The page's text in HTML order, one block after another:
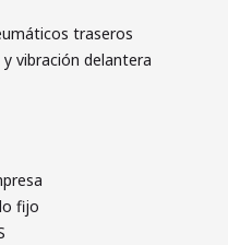
traseros
vibración delantera
fijo